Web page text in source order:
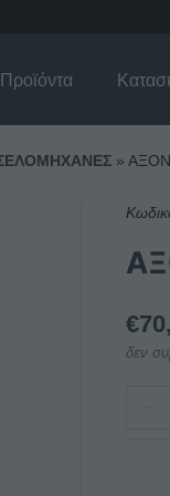
Προϊόντα
»
€
δεν